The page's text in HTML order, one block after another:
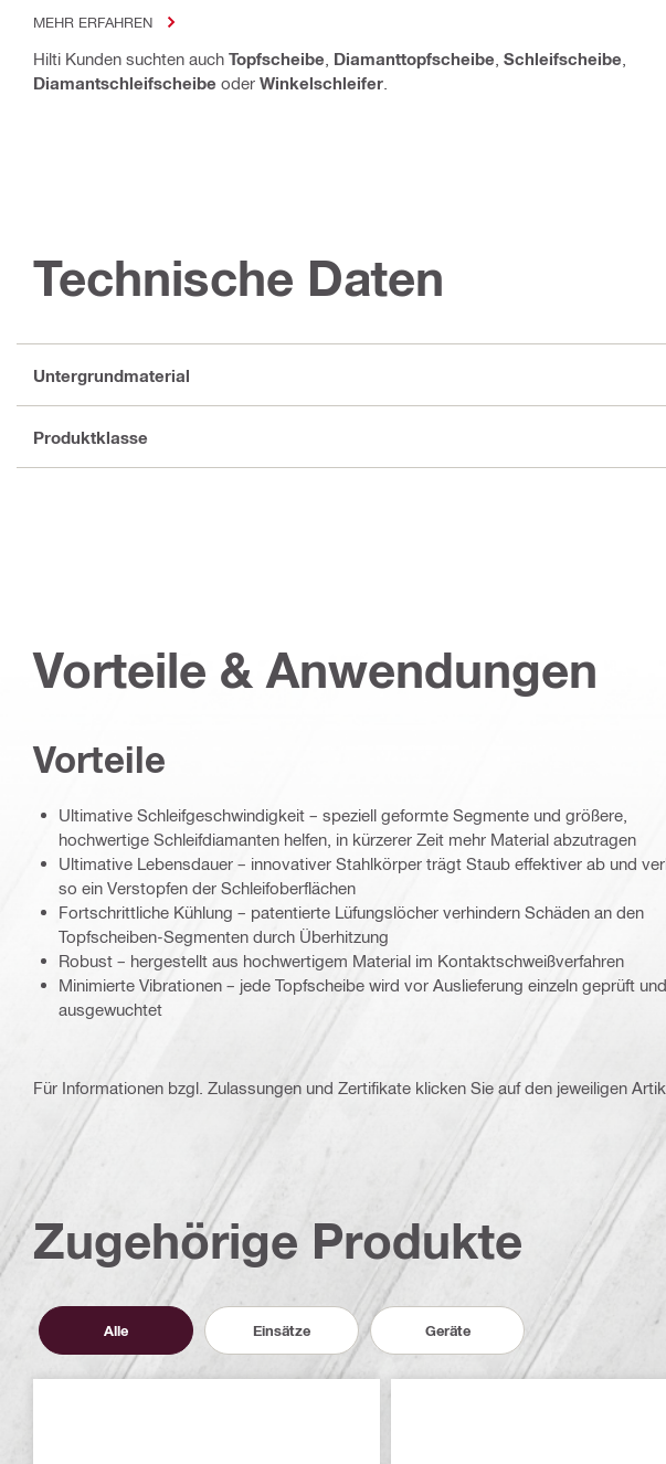
MEHR ERFAHREN
Hilti Kunden suchten auch Topfscheibe Diamanttopfscheibe Schleifscheibe
Diamantschleifscheibe oder Winkelschleifer
Technische Daten
Untergrundmaterial
Produktklasse
Vorteile & Anwendungen
Vorteile
Ultimative Schleifgeschwindigkeit – speziell geformte Segmente und größere,
hochwertige Schleifdiamanten helfen, in kürzerer Zeit mehr Material abzutragen
Ultimative Lebensdauer – innovativer Stahlkörper trägt Staub effektiver ab und
so ein Verstopfen der Schleifoberflächen
Fortschrittliche Kühlung – patentierte Lüfungslöcher verhindern Schäden an den
Topfscheiben-Segmenten durch Überhitzung
Robust – hergestellt aus hochwertigem Material im Kontaktschweißverfahren
Minimierte Vibrationen – jede Topfscheibe wird vor Auslieferung einzeln geprüft und
ausgewuchtet
Für Informationen bzgl. Zulassungen und Zertifikate klicken Sie auf den jeweiligen
Zugehörige Produkte
Alle Einsätze Geräte